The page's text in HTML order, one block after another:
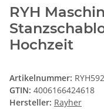
RYH
Hochzeit
Artikelnummer:
GTIN: 4006166424618
Hersteller: Rayher